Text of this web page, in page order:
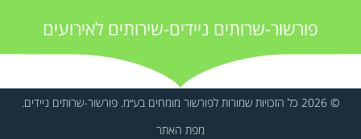
פורשור-שרותים ניידים-שירותים לאירועים
© 2026 כל הזכויות שמורות לפורשור מומחים בע״מ. פורשור-שרותים ניידים.
מפת האתר